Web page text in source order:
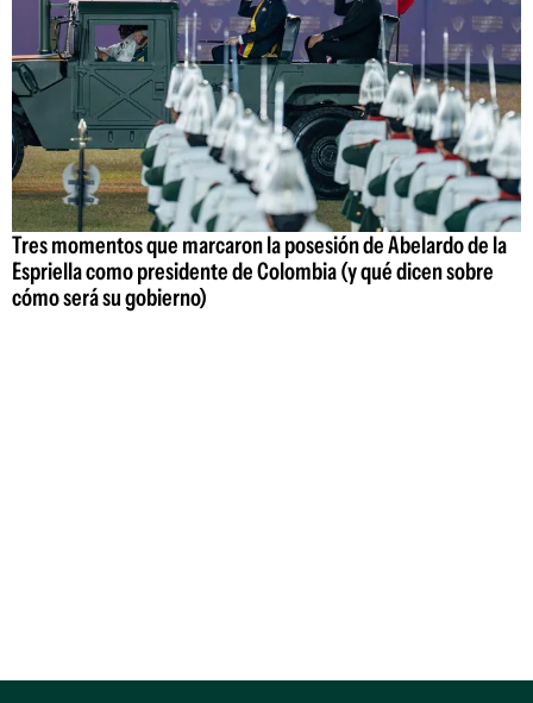
Tres momentos que marcaron la posesión de Abelardo de la
Espriella como presidente de Colombia (y qué dicen sobre
cómo será su gobierno)